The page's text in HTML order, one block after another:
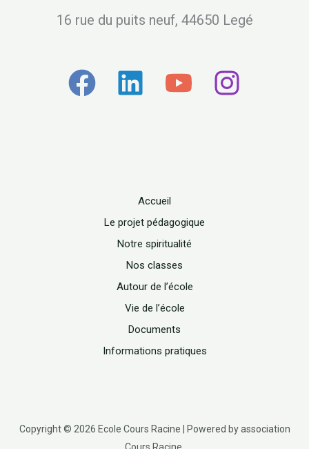
16 rue du puits neuf, 44650 Legé
Accueil
Le projet pédagogique
Notre spiritualité
Nos classes
Autour de l’école
Vie de l’école
Documents
Informations pratiques
Copyright © 2026 Ecole Cours Racine | Powered by association